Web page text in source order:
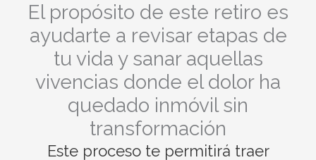
El propósito de este retiro es
ayudarte a revisar etapas de
tu vida y sanar aquellas
vivencias donde el dolor ha
quedado inmóvil sin
transformación
Este proceso te permitirá traer